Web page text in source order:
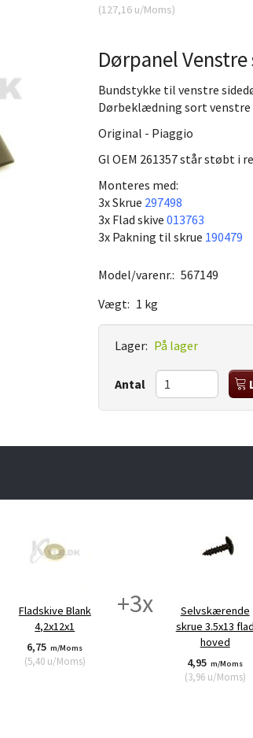
(127,16u/Moms)
Dørpanel
Bundstykke til venstre
Dørbeklædning sort venstre
Original - Piaggio
Gl OEM 261357 står støbt i
Monteres med:
3x Skrue 297498
3x Flad skive 013763
3x Pakning til skrue 190479
Model/varenr.: 567149
Vægt: 1 kg
Lager: På lager
Antal
Fladskive Blank
4,2x12x1
6,75 m/Moms
(5,40u/Moms)
+3x
Selvskærende
skrue 3.5x13 flad
hoved
4,95 m/Moms
(3,96u/Moms)